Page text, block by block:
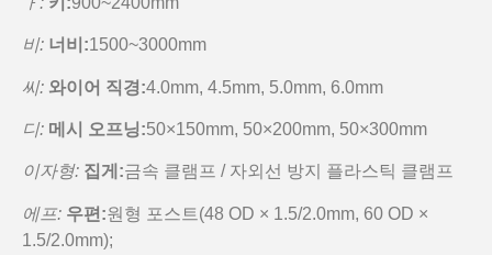
비: 너비:1500~3000mm
씨: 와이어 직경:4.0mm, 4.5mm, 5.0mm, 6.0mm
디: 메시 오프닝:50×150mm, 50×200mm, 50×300mm
이자형: 집게:금속 클램프 / 자외선 방지 플라스틱 클램프
에프: 우편:원형 포스트(48 OD × 1.5/2.0mm, 60 OD ×
1.5/2.0mm);